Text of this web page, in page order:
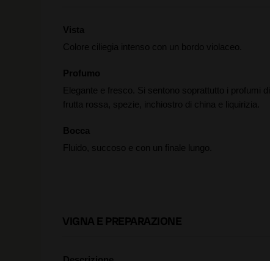
Vista
Colore ciliegia intenso con un bordo violaceo.
Profumo
Elegante e fresco. Si sentono soprattutto i profumi di
frutta rossa, spezie, inchiostro di china e liquirizia.
Bocca
Fluido, succoso e con un finale lungo.
VIGNA E PREPARAZIONE